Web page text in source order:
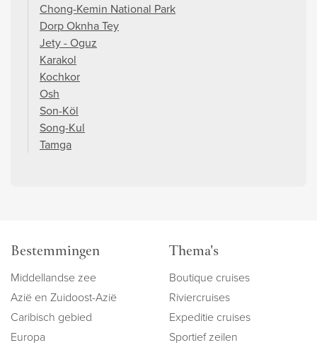
Chong-Kemin National Park
Dorp Oknha Tey
Jety - Oguz
Karakol
Kochkor
Osh
Son-Köl
Song-Kul
Tamga
Bestemmingen
Middellandse zee
Azië en Zuidoost-Azië
Caribisch gebied
Europa
Thema's
Boutique cruises
Riviercruises
Expeditie cruises
Sportief zeilen